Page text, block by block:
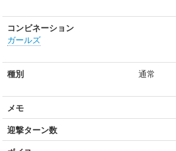
コンビネーション
ガールズ
種別 通常
メモ
迎撃ターン数